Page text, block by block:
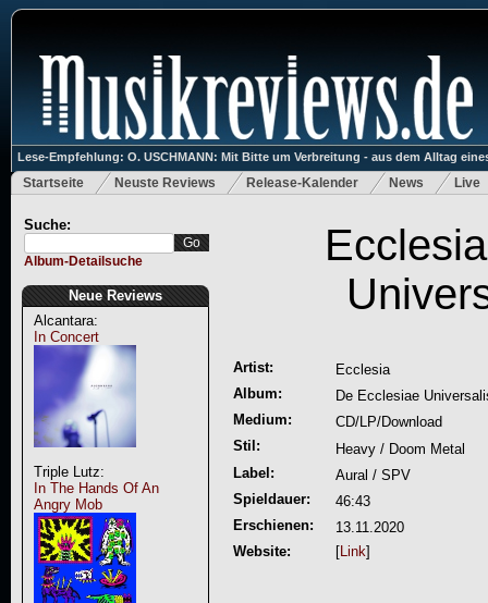
Lese-Empfehlung: O. USCHMANN: Mit Bitte um Verbreitung - aus dem Alltag
Startseite Neuste Reviews Release-Kalender News Live
Suche:
Album-Detailsuche
Neue Reviews
Alcantara:
In Concert
Triple Lutz:
In The Hands Of An
Angry Mob
Artist:
Ecclesia
Album:
De Ecclesiae
Medium:
CD/LP/Download
Stil:
Heavy / Doom Metal
Label:
Aural / SPV
Spieldauer:
46:43
Erschienen:
13.11.2020
Website:
[Link]